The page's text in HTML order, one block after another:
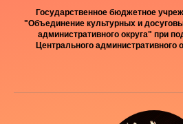
Государственное бюджетное
"Объединение культурных и
административного округа" при
Центрального административного